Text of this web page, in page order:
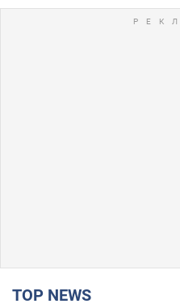
TOP NEWS